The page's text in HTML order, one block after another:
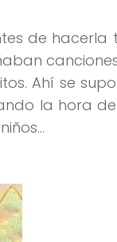
de hacerla
Ahí se
la hora